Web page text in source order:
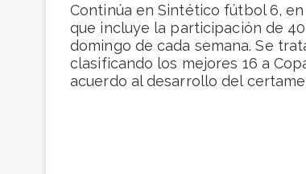
Continúa en Sintético fútbol 6,
que incluye la participación de
domingo de cada semana. Se
clasificando los mejores 16 a
acuerdo al desarrollo del